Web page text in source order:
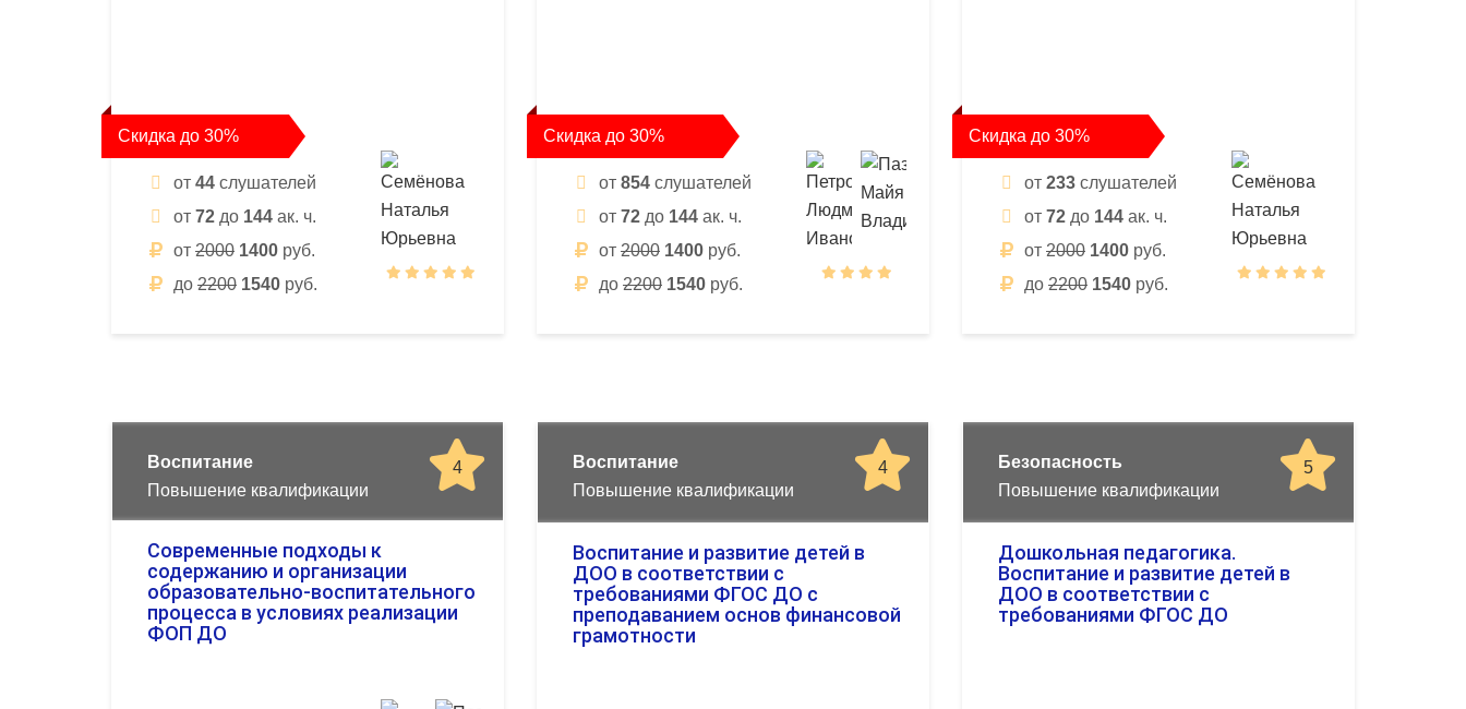
Скидка до 30%
от 44 слушателей
от 72 до 144 ак. ч.
от 2000 1400 руб.
до 2200 1540 руб.
Скидка до 30%
от 854 слушателей
от 72 до 144 ак. ч.
от 2000 1400 руб.
до 2200 1540 руб.
Скидка до 30%
от 233 слушателей
от 72 до 144 ак. ч.
от 2000 1400 руб.
до 2200 1540 руб.
4
Воспитание
Повышение квалификации
Современные подходы к
содержанию и организации
образовательно-воспитательного
процесса в условиях реализации
ФОП ДО
4
Воспитание
Повышение квалификации
Воспитание и развитие детей в
ДОО в соответствии с
требованиями ФГОС ДО с
преподаванием основ финансовой
грамотности
5
Безопасность
Повышение квалификации
Дошкольная педагогика.
Воспитание и развитие детей в
ДОО в соответствии с
требованиями ФГОС ДО